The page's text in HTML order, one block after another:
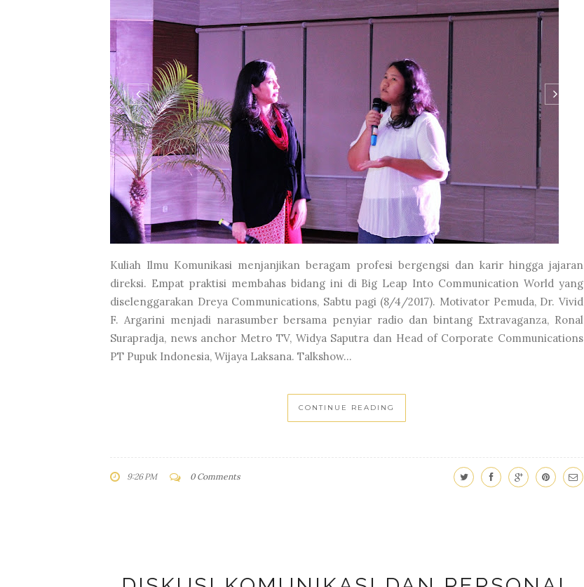
Kuliah Ilmu Komunikasi menjanjikan beragam profesi bergengsi dan karir hingga jajaran
direksi. Empat praktisi membahas bidang ini di Big Leap Into Communication World yang
diselenggarakan Dreya Communications, Sabtu pagi (8/4/2017). Motivator Pemuda, Dr. Vivid
F. Argarini menjadi narasumber bersama penyiar radio dan bintang Extravaganza, Ronal
Surapradja, news anchor Metro TV, Widya Saputra dan Head of Corporate Communications
PT Pupuk Indonesia, Wijaya Laksana. Talkshow...
CONTINUE READING
9:26 PM 0 Comments